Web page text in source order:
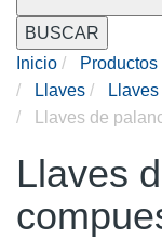
BUSCAR
Inicio
Productos
Llaves
Llaves de
Llaves